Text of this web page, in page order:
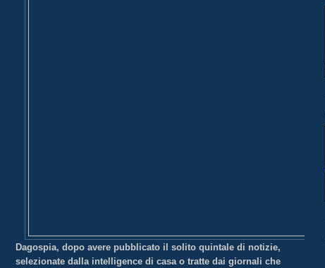
Dagospia, dopo avere pubblicato il solito quintale di notizie,
selezionate dalla intelligence di casa o tratte dai giornali che